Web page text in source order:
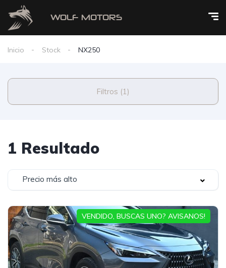
Inicio Stock NX250
Filtros (1)
1 Resultado
Precio más alto
VENDIDO, BUSCAS UNO? AVISANOS!